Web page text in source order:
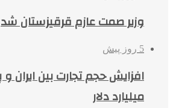
وزیر صمت عازم قرقیزستان شد
5 روز پیش
میلیارد دلار